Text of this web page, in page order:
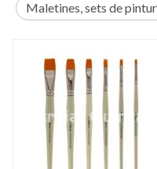
Maletines, sets de